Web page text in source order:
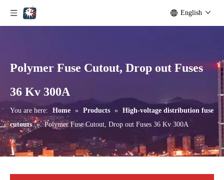
English
Polymer Fuse Cutout, Drop out Fuses
36 Kv 300A
You are here: Home » Products » High-voltage distribution fuse
cutouts » Polymer Fuse Cutout, Drop out Fuses 36 Kv 300A
Polymer Fuse Cutout, Drop out Fuses 15 Kv 100A Polymer Fuse Cutout, Drop out Fuses 15 Kv 200A